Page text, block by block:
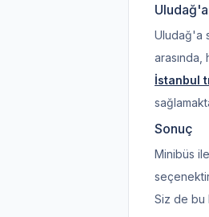
Uludağ'a
arasında,
İstanbul
Sonuç
Minibüs
Siz de bu